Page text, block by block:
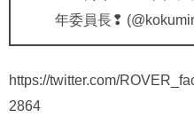
年委員長❢
https://twitter.com/
2864